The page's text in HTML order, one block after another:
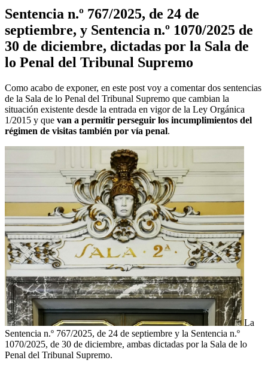
Sentencia n.º 767/2025, de 24 de
septiembre, y Sentencia n.º 1070/2025 de
30 de diciembre, dictadas por la Sala de
lo Penal del Tribunal Supremo
Como acabo de exponer, en este post voy a comentar dos sentencias
de la Sala de lo Penal del Tribunal Supremo que cambian la
situación existente desde la entrada en vigor de la Ley Orgánica
1/2015 y que van a permitir perseguir los incumplimientos del
régimen de visitas también por vía penal.
La
Sentencia n.º 767/2025, de 24 de septiembre y la Sentencia n.º
1070/2025, de 30 de diciembre, ambas dictadas por la Sala de lo
Penal del Tribunal Supremo.